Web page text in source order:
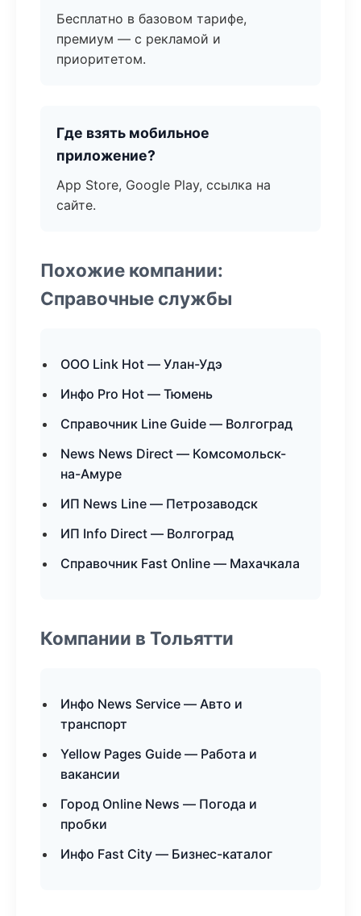
Бесплатно в базовом тарифе,
премиум — с рекламой и
приоритетом.
Где взять мобильное
приложение?
App Store, Google Play, ссылка на
сайте.
Похожие компании:
Справочные службы
ООО Link Hot — Улан-Удэ
Инфо Pro Hot — Тюмень
Справочник Line Guide — Волгоград
News News Direct — Комсомольск-
на-Амуре
ИП News Line — Петрозаводск
ИП Info Direct — Волгоград
Справочник Fast Online — Махачкала
Компании в Тольятти
Инфо News Service — Авто и
транспорт
Yellow Pages Guide — Работа и
вакансии
Город Online News — Погода и
пробки
Инфо Fast City — Бизнес-каталог